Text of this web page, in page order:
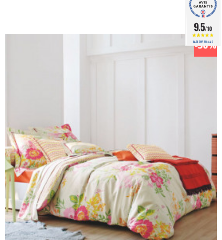
9.5/10
BASÉ SUR 348 AVIS